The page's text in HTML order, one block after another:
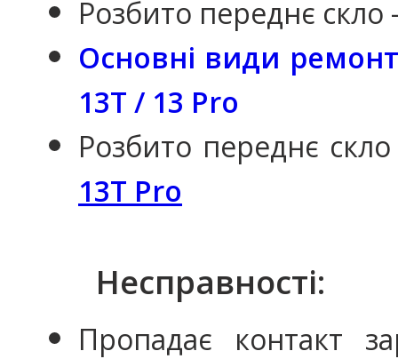
Розбито переднє скло
Основні види
13T / 13 Pro
Розбито переднє
13T Pro
Несправності:
Пропадає контакт